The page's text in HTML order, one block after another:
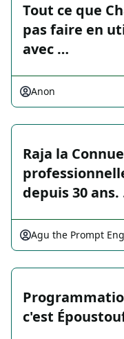
Tout ce que
pas faire en
avec …
Anon
Raja la
depuis 30
Agu the Prompt
c'est